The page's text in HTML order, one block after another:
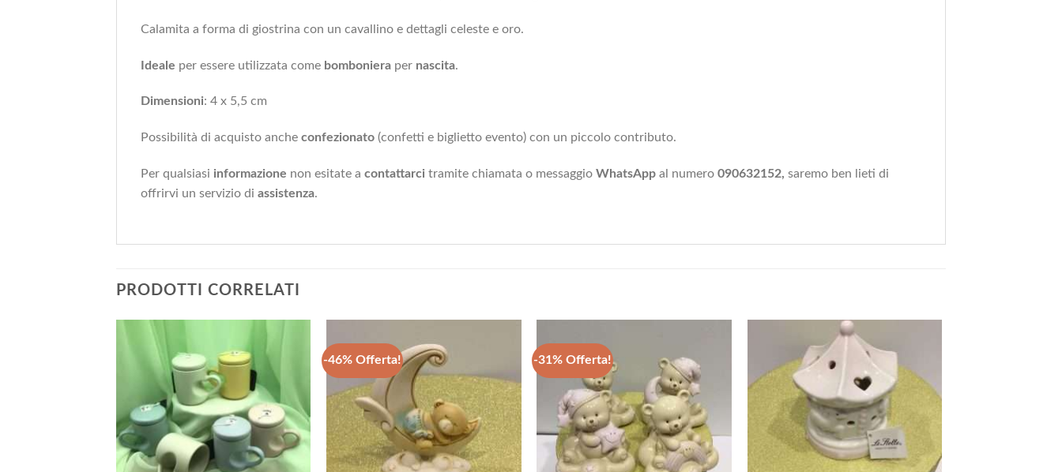
Calamita a forma di giostrina con un cavallino e dettagli celeste e oro.
Ideale per essere utilizzata come bomboniera per nascita.
Dimensioni: 4 x 5,5 cm
Possibilità di acquisto anche confezionato (confetti e biglietto evento) con un piccolo contributo.
Per qualsiasi informazione non esitate a contattarci tramite chiamata o messaggio WhatsApp al numero 090632152, saremo ben lieti di
offrirvi un servizio di assistenza.
PRODOTTI CORRELATI
-46% Offerta! -31% Offerta!